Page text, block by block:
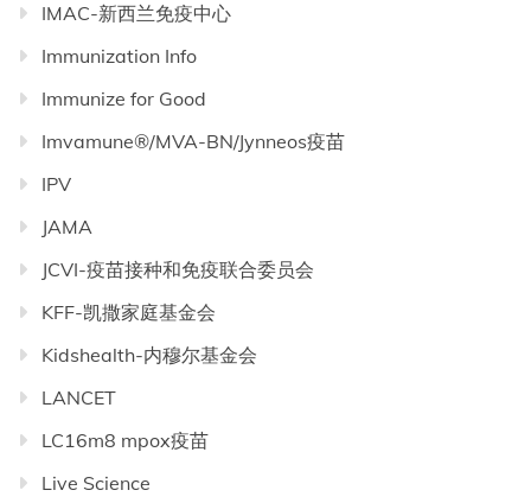
IMAC-新西兰免疫中心
Immunization Info
Immunize for Good
Imvamune®/MVA-BN/Jynneos疫苗
IPV
JAMA
JCVI-疫苗接种和免疫联合委员会
KFF-凯撒家庭基金会
Kidshealth-内穆尔基金会
LANCET
LC16m8 mpox疫苗
Live Science